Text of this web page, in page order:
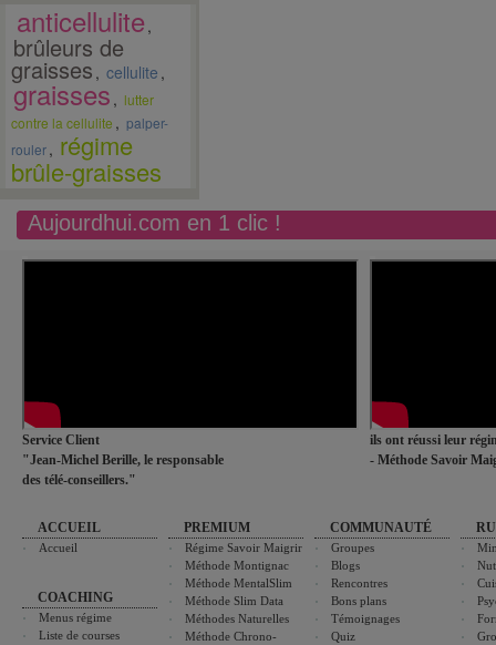
anticellulite,
brûleurs de
graisses , cellulite ,
graisses , lutter
contre la cellulite , palper-
rouler, régime
brûle-graisses
Aujourdhui.com en 1 clic !
Service Client
"Jean-Michel Berille, le responsable
des télé-conseillers."
ils ont réussi leur
- Méthode Savoir
ACCUEIL
Accueil
COACHING
Menus régime
Liste de courses
PREMIUM
Régime Savoir Maigrir
Méthode Montignac
Méthode MentalSlim
Méthode Slim Data
Méthodes Naturelles
Méthode Chrono-
COMMUNAUTÉ
Groupes
Blogs
Rencontres
Bons plans
Témoignages
Quiz